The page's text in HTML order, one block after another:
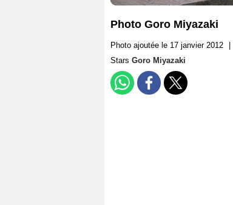
Photo Goro Miyazaki
Photo ajoutée le 17 janvier 2012
Stars Goro Miyazaki